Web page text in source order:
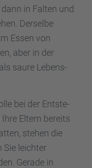
in Falten und
Derselbe
Essen von
aber in der
saure Lebens­
bei der Entste­
Eltern bereits
stehen die
Sie leich­ter
Gerade in